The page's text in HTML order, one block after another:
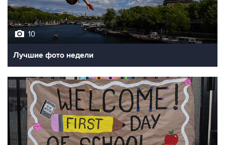
10
Лучшие фото недели